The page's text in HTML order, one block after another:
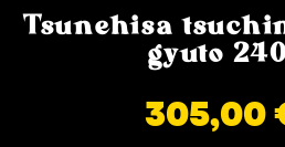
Tsunehisa
gyuto
305,00